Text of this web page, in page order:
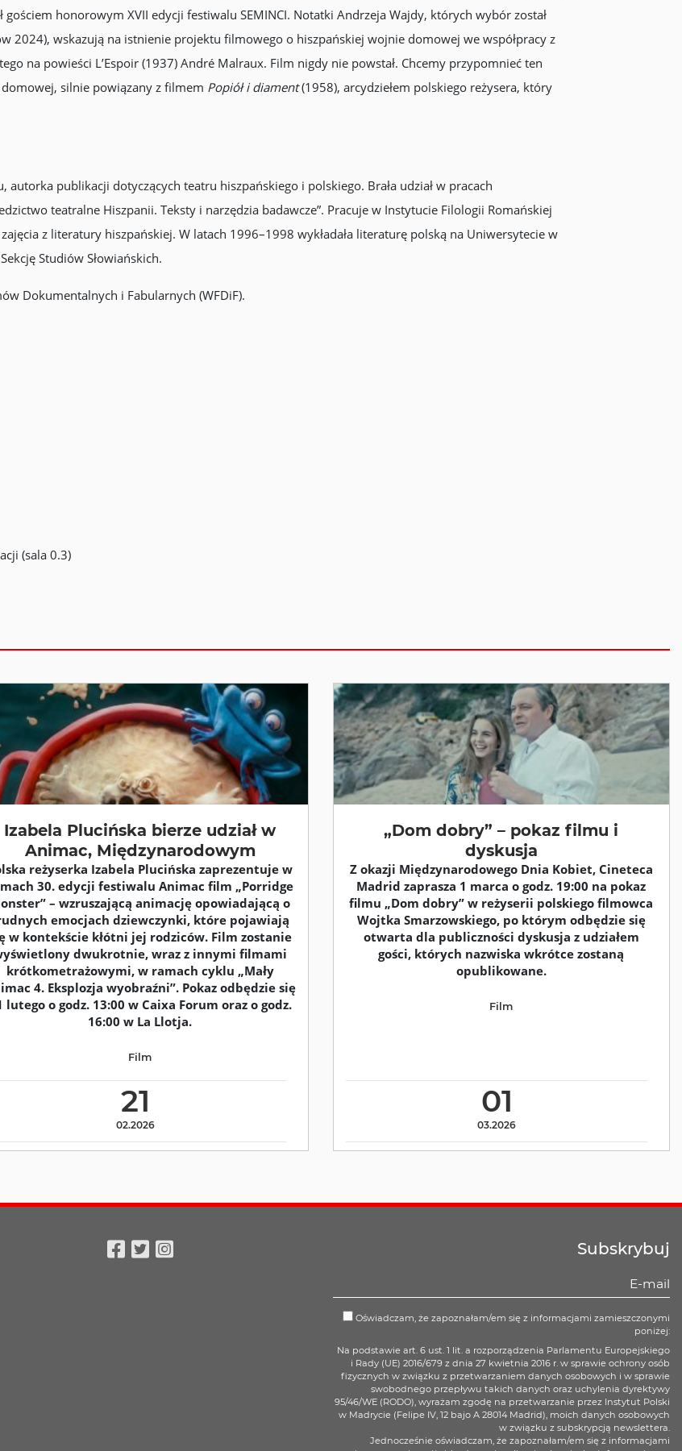
gościem honorowym XVII edycji festiwalu SEMINCI. Notatki Andrzeja Wajdy, których wybór został
2024), wskazują na istnienie projektu filmowego o hiszpańskiej wojnie domowej we współpracy z
na powieści L’Espoir (1937) André Malraux. Film nigdy nie powstał. Chcemy przypomnieć ten
silnie powiązany z filmem Popiół i diament(1958), arcydziełem polskiego reżysera, który
publikacji dotyczących teatru hiszpańskiego i polskiego. Brała udział w pracach
teatralne Hiszpanii. Teksty i narzędzia badawcze”. Pracuje w Instytucie Filologii Romańskiej
z literatury hiszpańskiej. W latach 1996–1998 wykładała literaturę polską na Uniwersytecie w
Studiów Słowiańskich.
Dokumentalnych i Fabularnych (WFDiF).
(sala 0.3)
Izabela Plucińska bierze udział w
Animac, Międzynarodowym
reżyserka Izabela Plucińska zaprezentuje w
30. edycji festiwalu Animac film „Porridge
– wzruszającą animację opowiadającą o
emocjach dziewczynki, które pojawiają
w kontekście kłótni jej rodziców. Film zostanie
dwukrotnie, wraz z innymi filmami
krótkometrażowymi, w ramach cyklu „Mały
4. Eksplozja wyobraźni”. Pokaz odbędzie się
lutego o godz. 13:00 w Caixa Forum oraz o godz.
16:00 w La Llotja.
21
02.2026
Film
„Dom dobry” – pokaz filmu i
dyskusja
Z okazji Międzynarodowego Dnia Kobiet, Cineteca
Madrid zaprasza 1 marca o godz. 19:00 na pokaz
filmu „Dom dobry” w reżyserii polskiego filmowca
Wojtka Smarzowskiego, po którym odbędzie się
otwarta dla publiczności dyskusja z udziałem
gości, których nazwiska wkrótce zostaną
opublikowane.
01
03.2026
Film
Subskrybuj
Oświadczam, że zapoznałam/em się z informacjami zamieszczonymi
poniżej:
Na podstawie art. 6 ust. 1 lit. a rozporządzenia Parlamentu Europejskiego
i Rady (UE) 2016/679 z dnia 27 kwietnia 2016 r. w sprawie ochrony osób
fizycznych w związku z przetwarzaniem danych osobowych i w sprawie
swobodnego przepływu takich danych oraz uchylenia dyrektywy
95/46/WE (RODO), wyrażam zgodę na przetwarzanie przez Instytut Polski
w Madrycie (Felipe IV, 12 bajo A 28014 Madrid), moich danych osobowych
w związku z subskrypcją newslettera.
Jednocześnie oświadczam, że zapoznałam/em się z informacjami